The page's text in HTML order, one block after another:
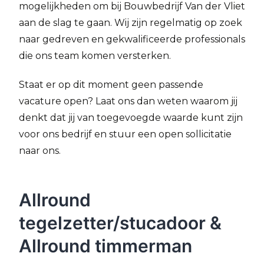
mogelijkheden om bij Bouwbedrijf Van der Vliet
aan de slag te gaan. Wij zijn regelmatig op zoek
naar gedreven en gekwalificeerde professionals
die ons team komen versterken.
Staat er op dit moment geen passende
vacature open? Laat ons dan weten waarom jij
denkt dat jij van toegevoegde waarde kunt zijn
voor ons bedrijf en stuur een open sollicitatie
naar ons.
Allround
tegelzetter/stucadoor &
Allround timmerman